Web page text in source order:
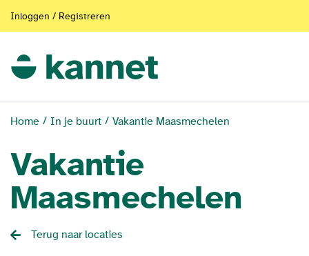
Inloggen / Registreren
Home In je buurt Vakantie Maasmechelen
Vakantie
Maasmechelen
Terug naar locaties